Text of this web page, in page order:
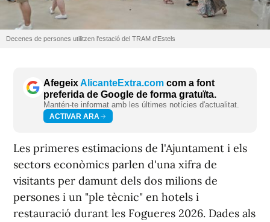
Decenes de persones utilitzen l'estació del TRAM d'Estels
AfegeixAlicanteExtra.com com a font
preferida de Google de forma gratuïta.
Mantén-te informat amb les últimes notícies d'actualitat.
ACTIVAR ARA
Les primeres estimacions de l'Ajuntament i els
sectors econòmics parlen d'una xifra de
visitants per damunt dels dos milions de
persones i un "ple tècnic" en hotels i
restauració durant les Fogueres 2026. Dades als